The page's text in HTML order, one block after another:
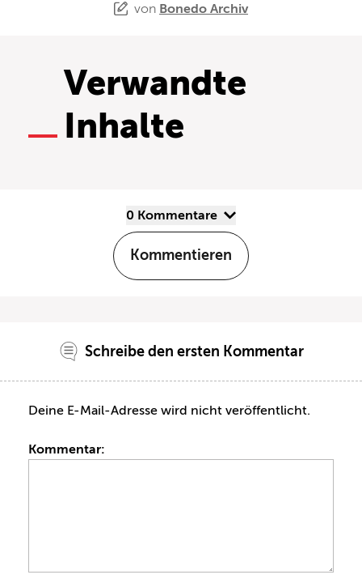
von Bonedo Archiv
Verwandte
Inhalte
0 Kommentare
Kommentieren
Schreibe den ersten Kommentar
Deine E-Mail-Adresse wird nicht veröffentlicht.
Kommentar: